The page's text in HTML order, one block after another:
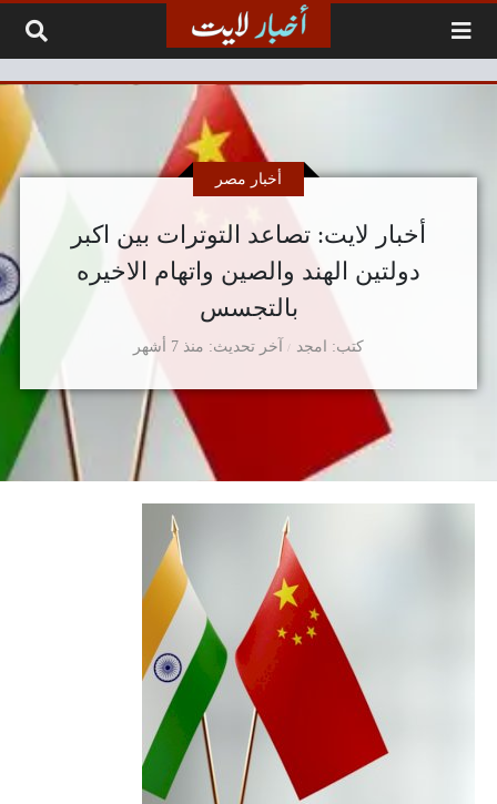
أخبار لايت: تصاعد التوترات بين اكبر
دولتين الهند والصين واتهام الاخيره
بالتجسس
كتب امجد
أخبار مصر
آخر تحديث منذ 7 أشهر